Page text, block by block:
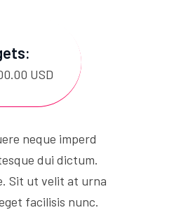
USD
neque imperd
dui dictum.
Sit ut velit at urna
facilisis nunc.